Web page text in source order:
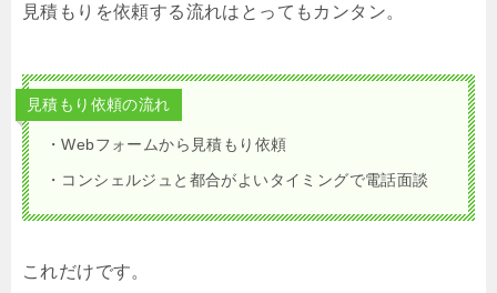
見積もりを依頼する流れはとってもカンタン。
見積もり依頼の流れ
・Webフォームから見積もり依頼
・コンシェルジュと都合がよいタイミングで電話面談
これだけです。